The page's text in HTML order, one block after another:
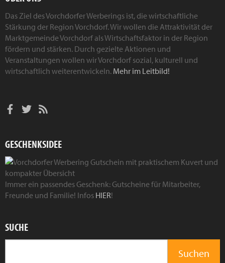
Das Ziel des Vorchdorfer Werberings ist, die wirtschaftliche
Stärkung der Region Vorchdorf. Wir wollen die Attraktivität der
Marktgemeinde Vorchdorf als Wirtschaftsfaktor in der Region
fördern und stärken. Durch gezielte Aktionen und
Veranstaltungen wollen wir Vorchdorf sozial, kulturell und
wirtschaftlich weiterentwickeln. Mehr im Leitbild!
GESCHENKSIDEE
Immer ein passendes Geschenk: Gutscheine für Mitarbeiter,
Freunde und Familie! Infos HIER!
SUCHE